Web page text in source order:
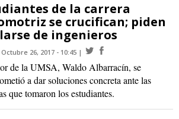
de la carrera
se crucifican; piden
de ingenieros
26, 2017 - 10:45
de la UMSA, Waldo Albarracín, se
a dar soluciones concreta ante las
que tomaron los estudiantes.